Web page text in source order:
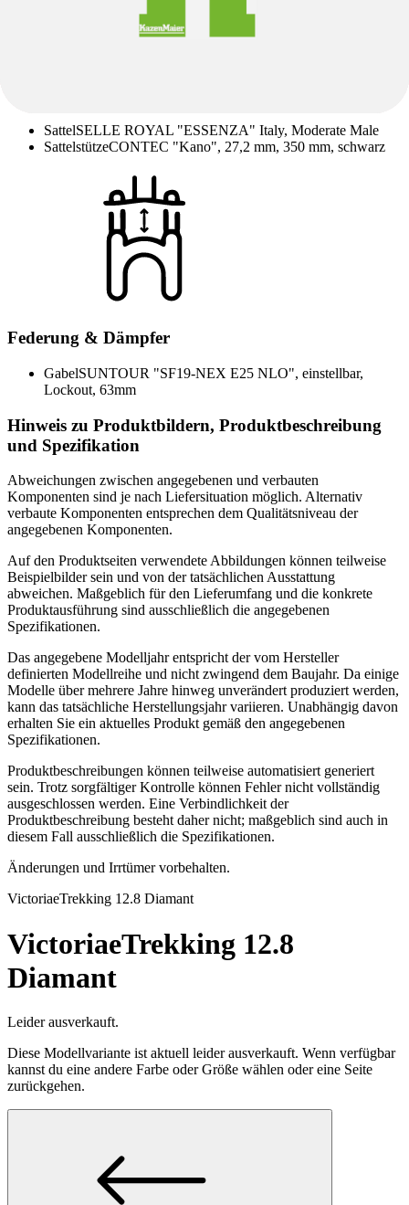
SattelSELLE ROYAL "ESSENZA" Italy, Moderate Male
SattelstützeCONTEC "Kano", 27,2 mm, 350 mm, schwarz
Federung & Dämpfer
GabelSUNTOUR "SF19-NEX E25 NLO", einstellbar,
Lockout, 63mm
Hinweis zu Produktbildern, Produktbeschreibung
und Spezifikation
Abweichungen zwischen angegebenen und verbauten
Komponenten sind je nach Liefersituation möglich. Alternativ
verbaute Komponenten entsprechen dem Qualitätsniveau der
angegebenen Komponenten.
Auf den Produktseiten verwendete Abbildungen können teilweise
Beispielbilder sein und von der tatsächlichen Ausstattung
abweichen. Maßgeblich für den Lieferumfang und die konkrete
Produktausführung sind ausschließlich die angegebenen
Spezifikationen.
Das angegebene Modelljahr entspricht der vom Hersteller
definierten Modellreihe und nicht zwingend dem Baujahr. Da einige
Modelle über mehrere Jahre hinweg unverändert produziert werden,
kann das tatsächliche Herstellungsjahr variieren. Unabhängig davon
erhalten Sie ein aktuelles Produkt gemäß den angegebenen
Spezifikationen.
Produktbeschreibungen können teilweise automatisiert generiert
sein. Trotz sorgfältiger Kontrolle können Fehler nicht vollständig
ausgeschlossen werden. Eine Verbindlichkeit der
Produktbeschreibung besteht daher nicht; maßgeblich sind auch in
diesem Fall ausschließlich die Spezifikationen.
Änderungen und Irrtümer vorbehalten.
VictoriaeTrekking 12.8 Diamant
VictoriaeTrekking 12.8
Diamant
Leider ausverkauft.
Diese Modellvariante ist aktuell leider ausverkauft. Wenn verfügbar
kannst du eine andere Farbe oder Größe wählen oder eine Seite
zurückgehen.